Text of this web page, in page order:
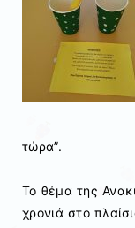
τώρα”.
Το θέμα της
χρονιά στο